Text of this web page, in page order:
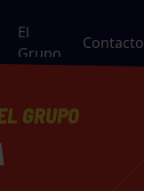
El
Grupo
Contacto
GRUPO